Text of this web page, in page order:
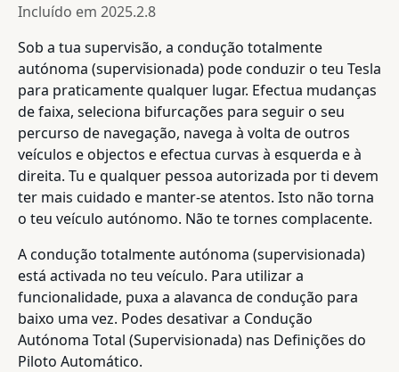
Incluído em 2025.2.8
Sob a tua supervisão, a condução totalmente
autónoma (supervisionada) pode conduzir o teu Tesla
para praticamente qualquer lugar. Efectua mudanças
de faixa, seleciona bifurcações para seguir o seu
percurso de navegação, navega à volta de outros
veículos e objectos e efectua curvas à esquerda e à
direita. Tu e qualquer pessoa autorizada por ti devem
ter mais cuidado e manter-se atentos. Isto não torna
o teu veículo autónomo. Não te tornes complacente.
A condução totalmente autónoma (supervisionada)
está activada no teu veículo. Para utilizar a
funcionalidade, puxa a alavanca de condução para
baixo uma vez. Podes desativar a Condução
Autónoma Total (Supervisionada) nas Definições do
Piloto Automático.